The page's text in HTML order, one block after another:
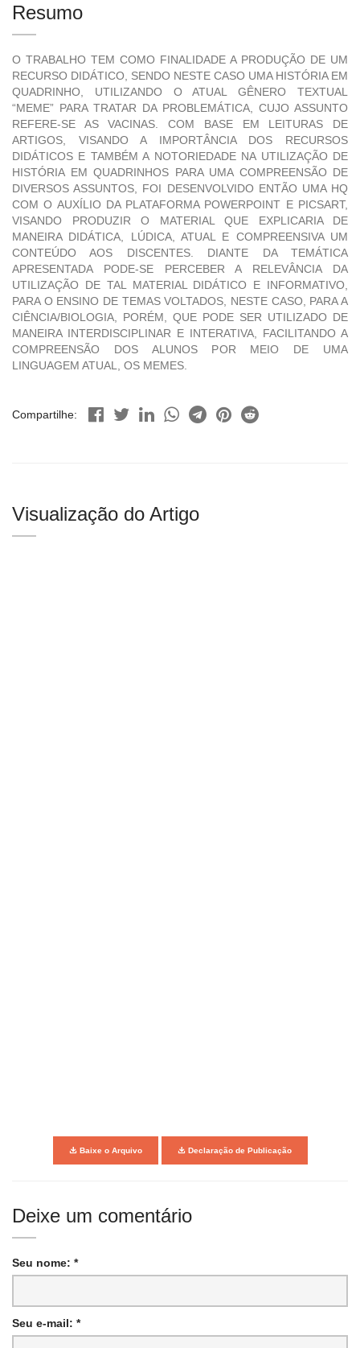
Resumo
O TRABALHO TEM COMO FINALIDADE A PRODUÇÃO DE UM
RECURSO DIDÁTICO, SENDO NESTE CASO UMA HISTÓRIA EM
QUADRINHO, UTILIZANDO O ATUAL GÊNERO TEXTUAL
“MEME” PARA TRATAR DA PROBLEMÁTICA, CUJO ASSUNTO
REFERE-SE AS VACINAS. COM BASE EM LEITURAS DE
ARTIGOS, VISANDO A IMPORTÂNCIA DOS RECURSOS
DIDÁTICOS E TAMBÉM A NOTORIEDADE NA UTILIZAÇÃO DE
HISTÓRIA EM QUADRINHOS PARA UMA COMPREENSÃO DE
DIVERSOS ASSUNTOS, FOI DESENVOLVIDO ENTÃO UMA HQ
COM O AUXÍLIO DA PLATAFORMA POWERPOINT E PICSART,
VISANDO PRODUZIR O MATERIAL QUE EXPLICARIA DE
MANEIRA DIDÁTICA, LÚDICA, ATUAL E COMPREENSIVA UM
CONTEÚDO AOS DISCENTES. DIANTE DA TEMÁTICA
APRESENTADA PODE-SE PERCEBER A RELEVÂNCIA DA
UTILIZAÇÃO DE TAL MATERIAL DIDÁTICO E INFORMATIVO,
PARA O ENSINO DE TEMAS VOLTADOS, NESTE CASO, PARA A
CIÊNCIA/BIOLOGIA, PORÉM, QUE PODE SER UTILIZADO DE
MANEIRA INTERDISCIPLINAR E INTERATIVA, FACILITANDO A
COMPREENSÃO DOS ALUNOS POR MEIO DE UMA
LINGUAGEM ATUAL, OS MEMES.
Compartilhe:
Visualização do Artigo
Baixe o Arquivo Declaração de Publicação
Deixe um comentário
Seu nome: *
Seu e-mail: *